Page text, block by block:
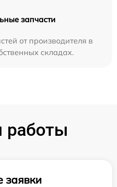
запчасти
от производителя в
складах.
работы